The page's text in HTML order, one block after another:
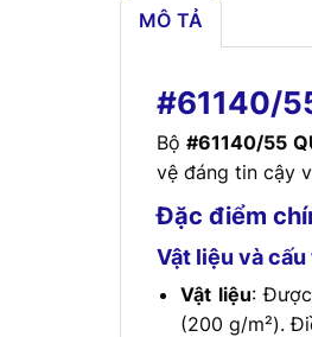
MÔ TẢ
#61140/
Bộ#61140/55
vệ đáng tin cậy
Đặc điểm
Vật liệu và
Vật liệu:
(200 g/m²).